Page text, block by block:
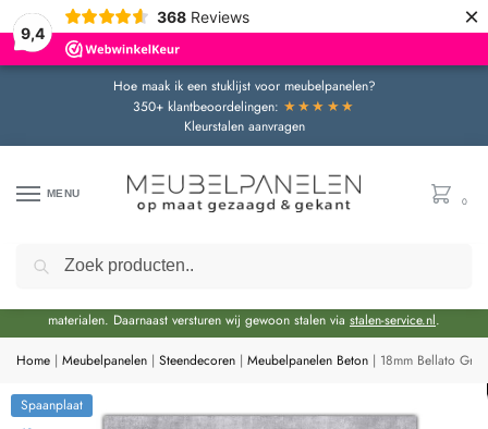
9,4
368 Reviews ×
Hoe maak ik een stuklijst voor meubelpanelen?
350+ klantbeoordelingen: ★★★★★
Kleurstalen aanvragen
MENU
0
Door de bouwvakperiode geldt momenteel een extra levertijd van circa 3 weken
Onze showroom blijft gewoon geopend voor advies en het bekijken van
materialen. Daarnaast versturen wij gewoon stalen via stalen-service.nl.
Home | Meubelpanelen | Steendecoren | Meubelpanelen Beton | 18mm Bellato
Spaanplaat